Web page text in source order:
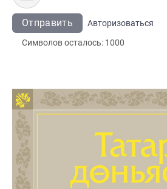
Отправить
Авторизоваться
Символов осталось: 1000